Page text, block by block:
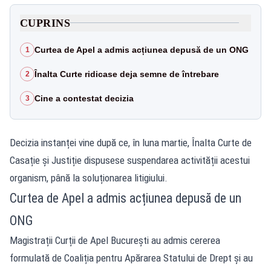
CUPRINS
1 Curtea de Apel a admis acțiunea depusă de un ONG
2 Înalta Curte ridicase deja semne de întrebare
3 Cine a contestat decizia
Decizia instanței vine după ce, în luna martie, Înalta Curte de
Casație și Justiție dispusese suspendarea activității acestui
organism, până la soluționarea litigiului.
Curtea de Apel a admis acțiunea depusă de un
ONG
Magistrații Curții de Apel București au admis cererea
formulată de Coaliția pentru Apărarea Statului de Drept și au